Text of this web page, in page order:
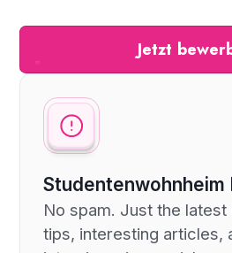
Jetzt
Studentenwohnheim
No spam. Just the latest
tips, interesting articles,